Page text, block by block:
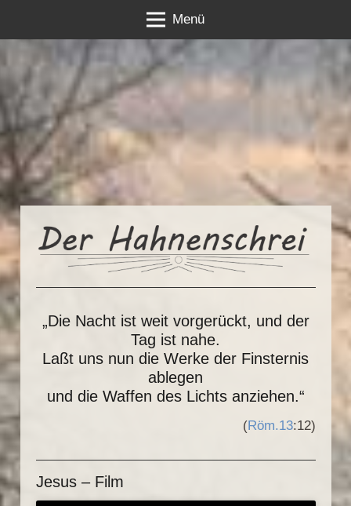
Menü
„Die Nacht ist weit vorgerückt, und der
Tag ist nahe.
Laßt uns nun die Werke der Finsternis
ablegen
und die Waffen des Lichts anziehen.“
(Röm.13:12)
Jesus – Film